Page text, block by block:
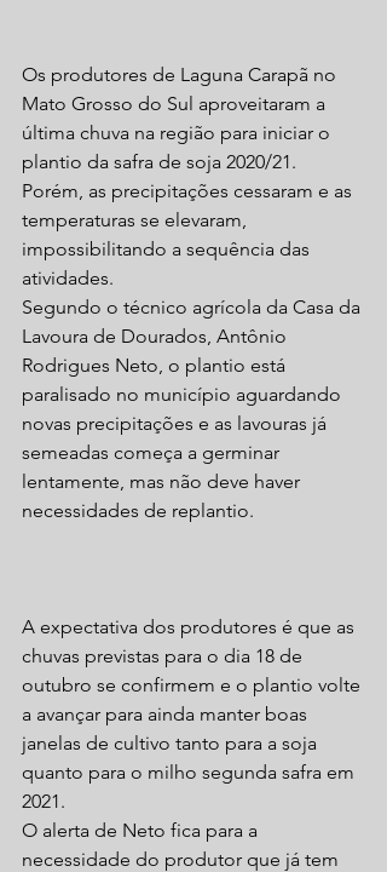
Os produtores de Laguna Carapã no
Mato Grosso do Sul aproveitaram a
última chuva na região para iniciar o
plantio da safra de soja 2020/21.
Porém, as precipitações cessaram e as
temperaturas se elevaram,
impossibilitando a sequência das
atividades.
Segundo o técnico agrícola da Casa da
Lavoura de Dourados, Antônio
Rodrigues Neto, o plantio está
paralisado no município aguardando
novas precipitações e as lavouras já
semeadas começa a germinar
lentamente, mas não deve haver
necessidades de replantio.
A expectativa dos produtores é que as
chuvas previstas para o dia 18 de
outubro se confirmem e o plantio volte
a avançar para ainda manter boas
janelas de cultivo tanto para a soja
quanto para o milho segunda safra em
2021.
O alerta de Neto fica para a
necessidade do produtor que já tem